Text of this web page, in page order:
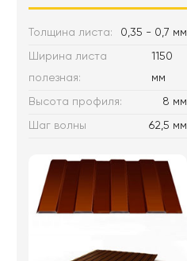
Толщина листа:
0,35 - 0,7 мм
Ширина листа
полезная:
1150
мм
Высота профиля:
8 мм
Шаг волны
62,5 мм